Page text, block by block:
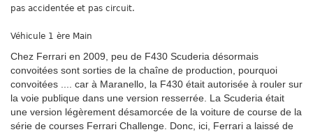
pas accidentée et pas circuit.
Véhicule 1 ère Main
Chez Ferrari en 2009, peu de F430 Scuderia désormais
convoitées sont sorties de la chaîne de production, pourquoi
convoitées .... car à Maranello, la F430 était autorisée à rouler sur
la voie publique dans une version resserrée. La Scuderia était
une version légèrement désamorcée de la voiture de course de la
série de courses Ferrari Challenge. Donc, ici, Ferrari a laissé de